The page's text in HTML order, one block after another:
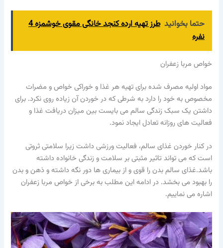
حتما بخوانید
طرز تهیه ارده کنجد خانگی مقوی خوشمزه 4
نفره
خواص مربا زعفران
مواد اولیه مصرف شده برای تهیه هر غذا و خوراکی خواص و مضرات
مخصوص به خود را دارد به شرطی که در خوردن آن زیاده روی نکرد. برای
داشتن یک سبک زندگی سالم می بایست بین میزان دریافت غذا و
فعالیت های روزانه تعادل ایجاد نمود.
در کنار خوردن غذای سالم، فعالیت ورزشی داشت زیرا سلامتی ثروتی
است که می تواند تاثیر مثبتی بر سلامت و زندگی خانواده داشته
باشد.غذای سالم بدن را قوی و از بیماری ها دور نگه داشته و ذهن و بدن
را بهبود می بخشد. در ادامه این مطلب به برخی از خواص مربا زعفران
اشاره می نماییم.